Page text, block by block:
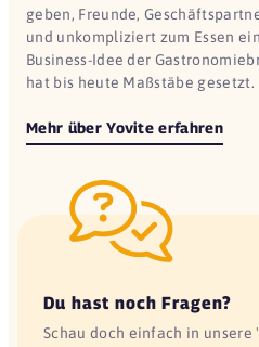
geben, Freunde,
und unkompliziert zum Essen
Business-Idee der
hat bis heute Maßstäbe gesetzt.
Mehr über Yovite erfahren
Du hast noch Fragen?
Schau doch einfach in